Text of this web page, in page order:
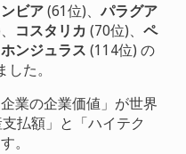
ビア(61位)、パラグア
コスタリカ (70位)、 ペ
ホンジュラス (114位) の
た。
業の企業価値」が世界
払額」と「ハイテク
。